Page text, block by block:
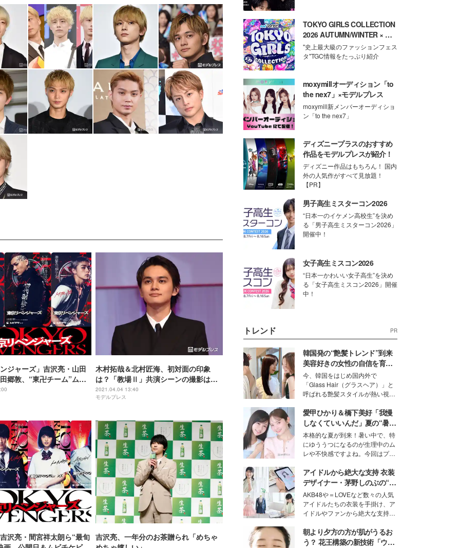
ジャーズ」吉沢亮・山田
郷敦、“東卍チーム”ムビ
ル解禁
木村拓哉＆北村匠海、初対面の印象
は？「教場Ⅱ」共演シーンの撮影は
「2020年で1番過酷な2日間」
2021.04.04 13:40
モデルプレス
沢亮・間宮祥太朗ら“最旬 吉沢亮、一年分のお茶贈られ「めちゃ
TOKYO GIRLS COLLECTION
2026 AUTUMN/WINTER × モ
デルプレス
"史上最大級のファッションフェス
タ"TGC情報をたっぷり紹介
moxymillオーディション「to
the nex7」×モデルプレス
moxymill新メンバーオーディショ
ン「to the nex7」
ディズニープラスのおすすめ
作品をモデルプレスが紹介！
ディズニー作品はもちろん！ 国内
外の人気作がすべて見放題！
【PR】
男子高生ミスターコン2026
“日本一のイケメン高校生”を決め
る「男子高生ミスターコン2026」
開催中！
女子高生ミスコン2026
“日本一かわいい女子高生”を決め
る「女子高生ミスコン2026」開催
中！
トレンド PR
韓国発の“艶髪トレンド”到来
美容好きの女性の自信を育む
「ヘアケア事情」って？
今、韓国をはじめ国内外で
「Glass Hair（グラスヘア）」と
呼ばれる艶髪スタイルが熱い視線
ションの完成度を高めるベースと
して、“髪そのものの美しさ”に改
めて注目する人が増えている様
子。今回は、そんな憧れの艶やか
な髪を日常で叶える、美容好きの
女性たちのヘアケア事情を紹介し
ます。
愛甲ひかり＆橋下美好「我慢
しなくていいんだ」夏の“暑さ
対策”の新しい選択肢とは？
本格的な夏が到来！暑い中で、特
にゆううつになるのが生理中のム
レや不快感ですよね。今回はプラ
モデル・愛甲ひかりさんと橋下美
好さんを迎えて本音で女子会トー
ク。猛暑のお出かけを快適に過ご
すヒントや、2人が感動した夏の
生理の新常識にも迫りました。
アイドルから絶大な支持 衣装
デザイナー・茅野しのぶの“可
愛い”を作る美学＜「シチズン
クロスシー」インタビュー＞
AKB48や＝LOVEなど数々の人気
アイドルたちの衣装を手掛け、ア
イドルやファンから絶大な支持を
取締役兼クリエイティブディレク
ター・茅野しのぶ。一人ひとりの
朝より夕方の方が肌がうるお
う？ 花王構築の新技術「ウォ